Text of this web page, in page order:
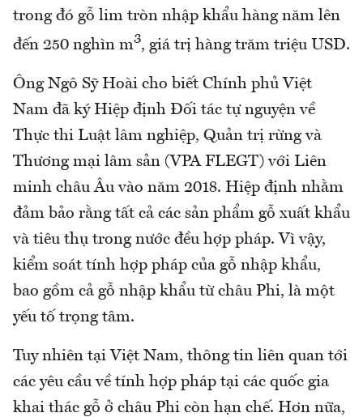
trong đó gỗ lim tròn nhập khẩu hàng năm lên
đến 250 nghìn m3, giá trị hàng trăm triệu USD.
Ông Ngô Sỹ Hoài cho biết Chính phủ Việt
Nam đã ký Hiệp định Đối tác tự nguyện về
Thực thi Luật lâm nghiệp, Quản trị rừng và
Thương mại lâm sản (VPA FLEGT) với Liên
minh châu Âu vào năm 2018. Hiệp định nhằm
đảm bảo rằng tất cả các sản phẩm gỗ xuất khẩu
và tiêu thụ trong nước đều hợp pháp. Vì vậy,
kiểm soát tính hợp pháp của gỗ nhập khẩu,
bao gồm cả gỗ nhập khẩu từ châu Phi, là một
yếu tố trọng tâm.
Tuy nhiên tại Việt Nam, thông tin liên quan tới
các yêu cầu về tính hợp pháp tại các quốc gia
khai thác gỗ ở châu Phi còn hạn chế. Hơn nữa,